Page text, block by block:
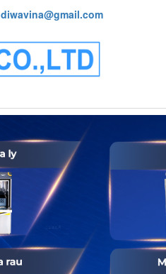
diwavina@gmail.com